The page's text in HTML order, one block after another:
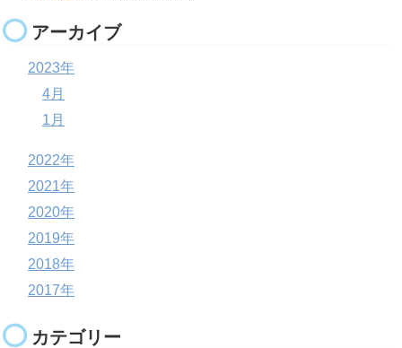
アーカイブ
2023年
4月
1月
2022年
2021年
2020年
2019年
2018年
2017年
カテゴリー